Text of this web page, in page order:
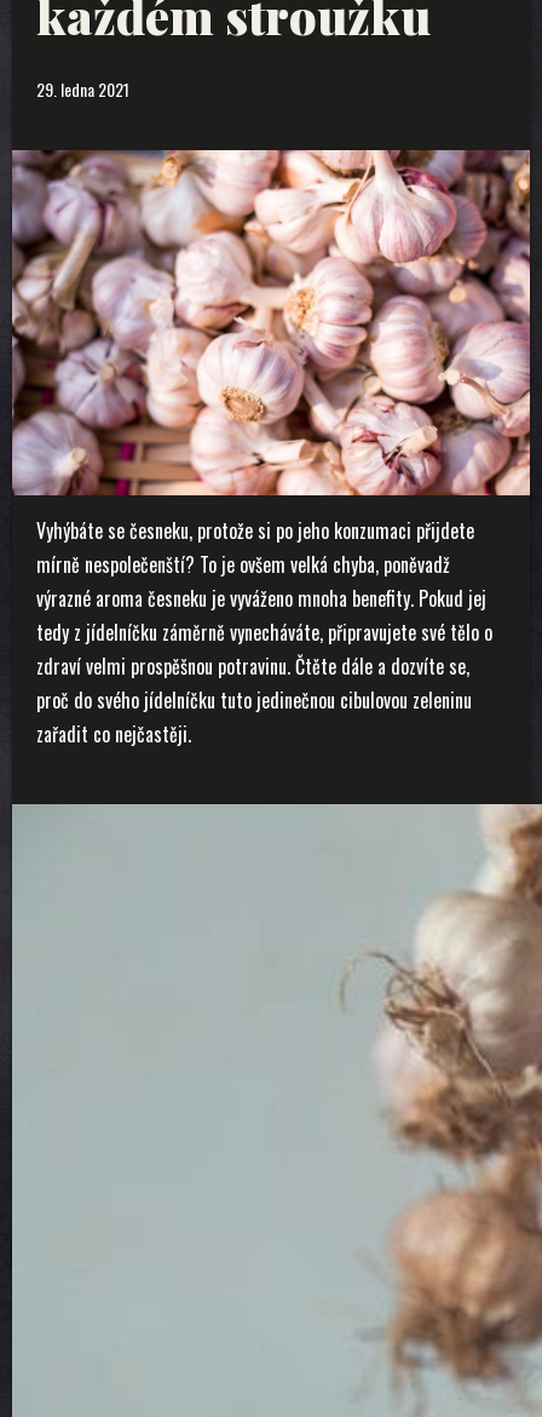
každém stroužku
29. ledna 2021
Vyhýbáte se česneku, protože si po jeho konzumaci přijdete
mírně nespolečenští? To je ovšem velká chyba, poněvadž
výrazné aroma česneku je vyváženo mnoha benefity. Pokud jej
tedy z jídelníčku záměrně vynecháváte, připravujete své tělo o
zdraví velmi prospěšnou potravinu. Čtěte dále a dozvíte se,
proč do svého jídelníčku tuto jedinečnou cibulovou zeleninu
zařadit co nejčastěji.